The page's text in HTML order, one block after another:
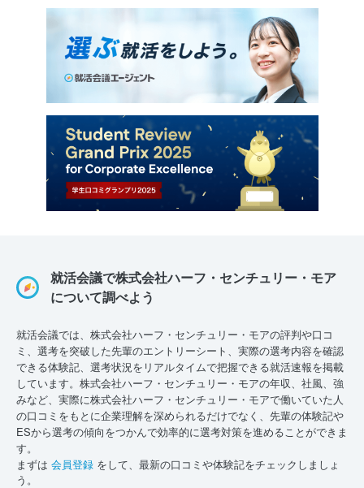
就活会議で株式会社ハーフ・センチュリー・モア
について調べよう
就活会議では、株式会社ハーフ・センチュリー・モアの評判や口コ
ミ、選考を突破した先輩のエントリーシート、実際の選考内容を確認
できる体験記、選考状況をリアルタイムで把握できる就活速報を掲載
しています。株式会社ハーフ・センチュリー・モアの年収、社風、強
みなど、実際に株式会社ハーフ・センチュリー・モアで働いていた人
の口コミをもとに企業理解を深められるだけでなく、先輩の体験記や
ESから選考の傾向をつかんで効率的に選考対策を進めることができま
す。
まずは 会員登録 をして、最新の口コミや体験記をチェックしましょ
う。